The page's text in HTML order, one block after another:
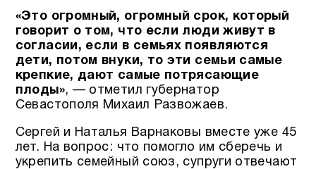
«Это огромный, огромный срок, который
говорит о том, что если люди живут в
согласии, если в семьях появляются
дети, потом внуки, то эти семьи самые
крепкие, дают самые потрясающие
плоды», — отметил губернатор
Севастополя Михаил Развожаев.
Сергей и Наталья Варнаковы вместе уже 45
лет. На вопрос: что помогло им сберечь и
укрепить семейный союз, супруги отвечают